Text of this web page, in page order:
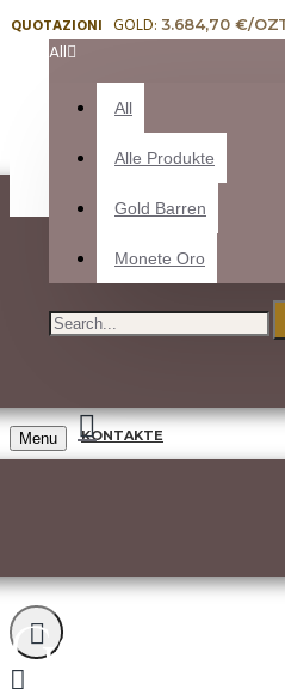
QUOTAZIONI GOLD: 3.684,70 €
Menu
Your Cart
800 173057
DIE FIRMA
KONTAKTE
Menu
All
All
Alle Produkte
Gold Barren
Monete Oro
LOGIN
Menu
Gold